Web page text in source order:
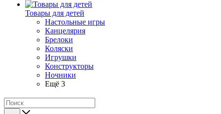
Товары для детей
Настольные игры
Канцелярия
Брелоки
Коляски
Игрушки
Конструкторы
Ночники
Ещё 3